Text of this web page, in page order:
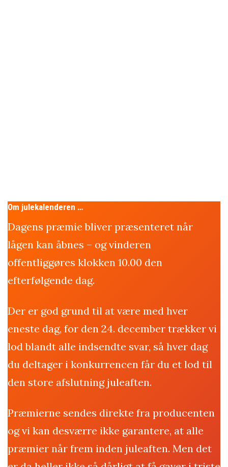
Om julekalenderen …
Dagens præmie bliver præsenteret når
lågen kan åbnes – og vinderen
offentliggøres klokken 10.00 den
efterfølgende dag.
Der er god grund til at være med hver
eneste dag, for den 24. december trækker vi
lod blandt alle indsendte svar, så hver dag
du deltager i konkurrencen får du et lod til
den store afslutning juleaften.
Præmierne sendes direkte fra producenten
og vi kan desværre ikke garantere, at alle
præmier når frem inden juleaften. Men det